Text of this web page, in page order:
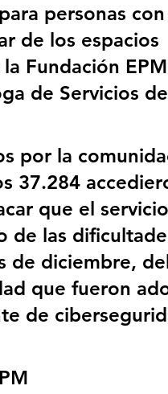
personas con
de los espacios
Fundación
de Servicios de
por la
37.284
que el
de las
de diciembre,
que fueron
de